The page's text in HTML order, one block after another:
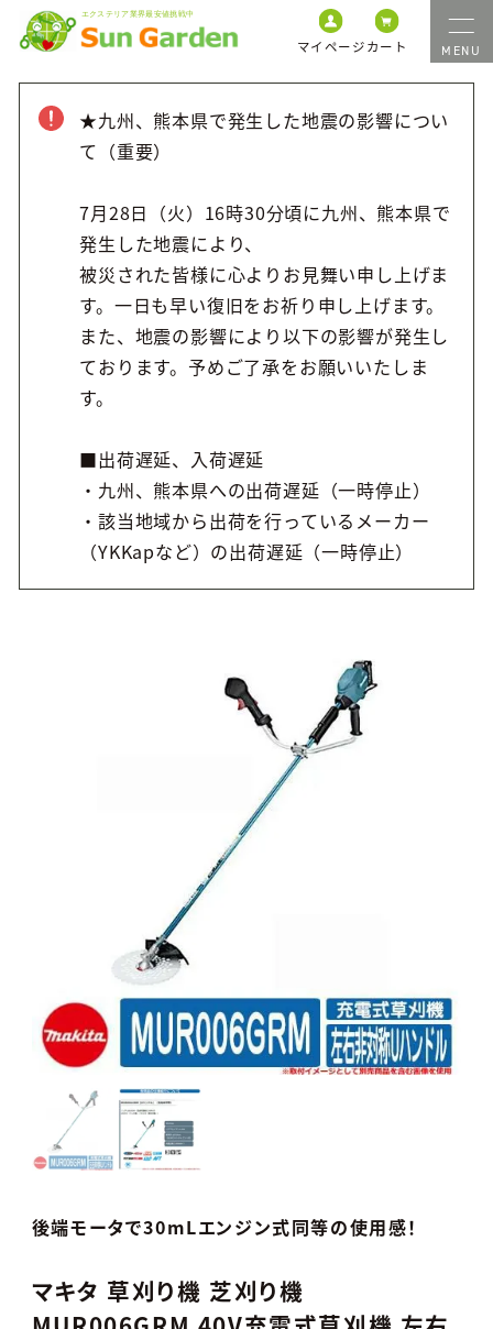
マイページカート
★九州、熊本県で発生した地震の影響につい
て（重要）
7月28日（火）16時30分頃に九州、熊本県で
発生した地震により、
被災された皆様に心よりお見舞い申し上げま
す。一日も早い復旧をお祈り申し上げます。
また、地震の影響により以下の影響が発生し
ております。予めご了承をお願いいたしま
す。
■出荷遅延、入荷遅延
・九州、熊本県への出荷遅延（一時停止）
・該当地域から出荷を行っているメーカー
（YKKapなど）の出荷遅延（一時停止）
後端モータで30mLエンジン式同等の使用感！
マキタ 草刈り機 芝刈り機